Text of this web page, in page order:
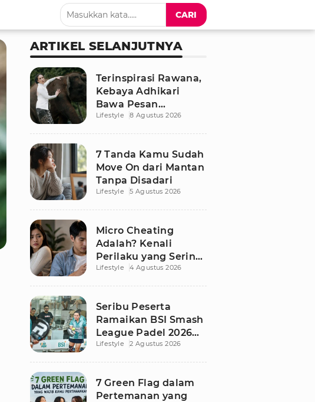
CARI
ARTIKEL SELANJUTNYA
Terinspirasi Rawana,
Kebaya Adhikari
Bawa Pesan
Pelestarian Gajah
Lifestyle 8 Agustus 2026
7 Tanda Kamu Sudah
Move On dari Mantan
Tanpa Disadari
Lifestyle 5 Agustus 2026
Micro Cheating
Adalah? Kenali
Perilaku yang Sering
Tak Disadari dalam
Lifestyle 4 Agustus 2026
Seribu Peserta
Ramaikan BSI Smash
League Padel 2026
Besutan RANS
Lifestyle 2 Agustus 2026
7 Green Flag dalam
Pertemanan yang